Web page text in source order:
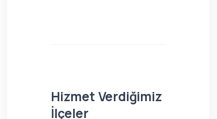
Hizmet Verdiğimiz
İlçeler